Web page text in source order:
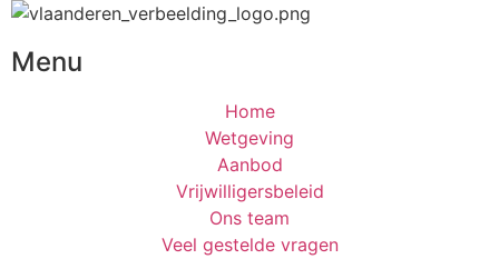
Menu
Home
Wetgeving
Aanbod
Vrijwilligersbeleid
Ons team
Veel gestelde vragen